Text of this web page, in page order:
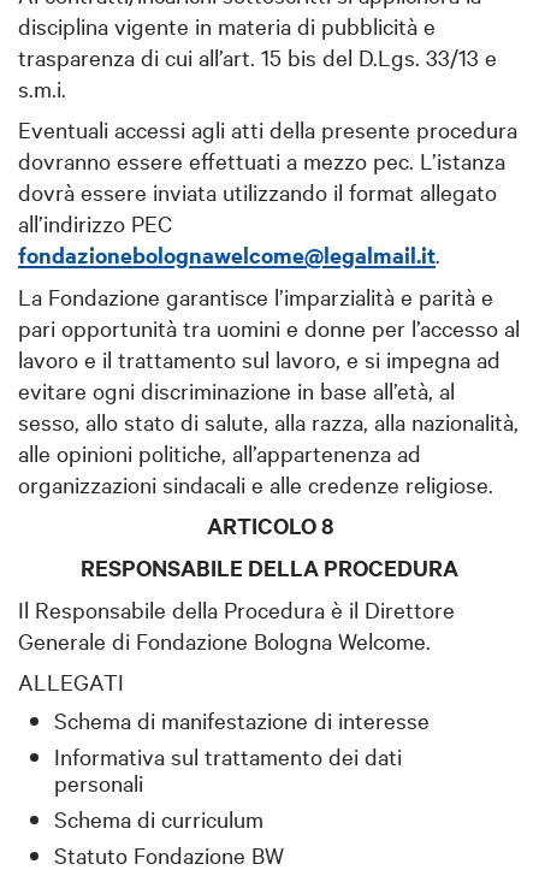
disciplina vigente in materia di pubblicità e
trasparenza di cui all’art. 15 bis del D.Lgs. 33/13 e
s.m.i.
Eventuali accessi agli atti della presente procedura
dovranno essere effettuati a mezzo pec. L’istanza
dovrà essere inviata utilizzando il format allegato
all’indirizzo PEC
fondazionebolognawelcome@legalmail.it
La Fondazione garantisce l’imparzialità e parità e
pari opportunità tra uomini e donne per l’accesso al
lavoro e il trattamento sul lavoro, e si impegna ad
evitare ogni discriminazione in base all’età, al
sesso, allo stato di salute, alla razza, alla nazionalità,
alle opinioni politiche, all’appartenenza ad
organizzazioni sindacali e alle credenze religiose.
ARTICOLO 8
RESPONSABILE DELLA PROCEDURA
Il Responsabile della Procedura è il Direttore
Generale di Fondazione Bologna Welcome.
ALLEGATI
Schema di manifestazione di interesse
Informativa sul trattamento dei dati
personali
Schema di curriculum
Statuto Fondazione BW